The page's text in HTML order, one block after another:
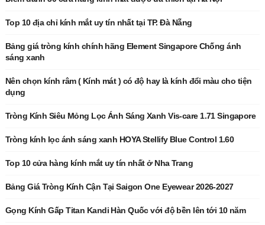
Top 10 địa chỉ kính mắt uy tín nhất tại TP. Đà Nẵng
Bảng giá tròng kính chính hãng Element Singapore Chống ánh
sáng xanh
Nên chọn kính râm ( Kính mát ) có độ hay là kính đổi màu cho tiện
dụng
Tròng Kính Siêu Mỏng Lọc Ánh Sáng Xanh Vis-care 1.71 Singapore
Tròng kính lọc ánh sáng xanh HOYA Stellify Blue Control 1.60
Top 10 cửa hàng kính mắt uy tín nhất ở Nha Trang
Bảng Giá Tròng Kính Cận Tại Saigon One Eyewear 2026-2027
Gọng Kính Gấp Titan Kandi Hàn Quốc với độ bền lên tới 10 năm